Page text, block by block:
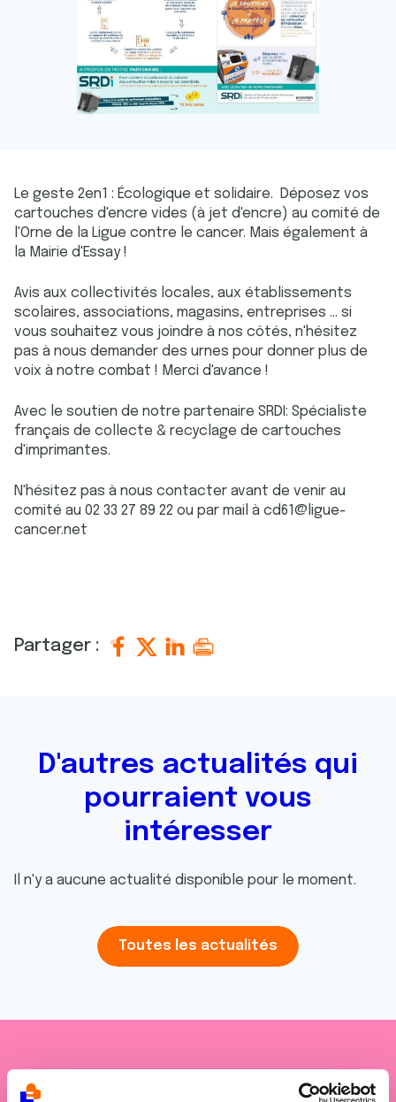
Le geste 2en1 : Écologique et solidaire. Déposez vos
cartouches d'encre vides (à jet d'encre) au comité de
l'Orne de la Ligue contre le cancer. Mais également à
la Mairie d'Essay !
Avis aux collectivités locales, aux établissements
scolaires, associations, magasins, entreprises ... si
vous souhaitez vous joindre à nos côtés, n'hésitez
pas à nous demander des urnes pour donner plus de
voix à notre combat ! Merci d'avance !
Avec le soutien de notre partenaire SRDI: Spécialiste
français de collecte & recyclage de cartouches
d'imprimantes.
N'hésitez pas à nous contacter avant de venir au
comité au 02 33 27 89 22 ou par mail à cd61@ligue-
cancer.net
Partager :
D'autres actualités qui
pourraient vous
intéresser
Il n'y a aucune actualité disponible pour le moment.
Toutes les actualités
La Ligue